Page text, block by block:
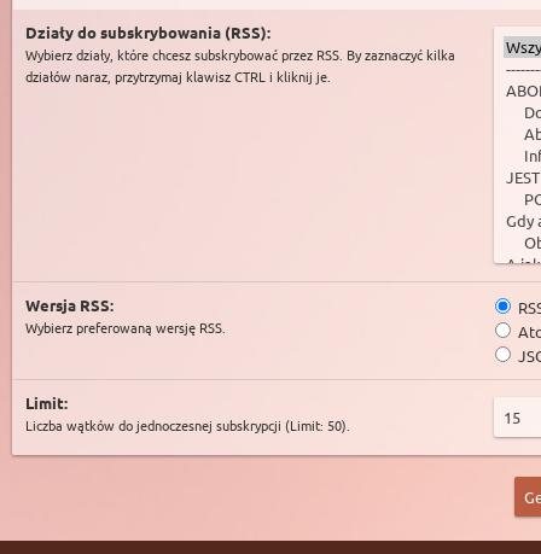
Działy do subskrybowania (RSS):
Wybierz działy, które chcesz subskrybować przez RSS. By zaznaczyć kilka
działów naraz, przytrzymaj klawisz CTRL i kliknij je.
Wersja RSS:
Wybierz preferowaną wersję RSS.
Limit:
Liczba wątków do jednoczesnej subskrypcji (Limit: 50).